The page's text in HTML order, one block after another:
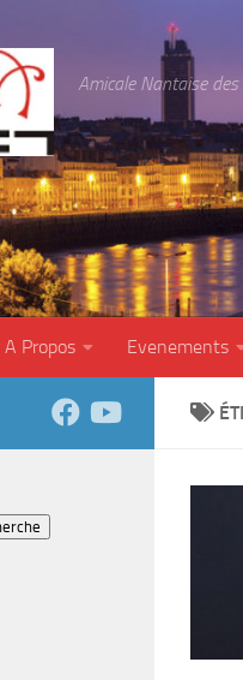
Amicale Nantaise
A Propos Evenements